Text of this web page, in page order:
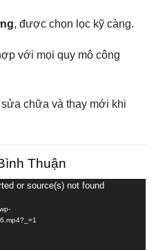
, được chọn lọc kỹ càng.
với mọi quy mô công
chữa và thay mới khi
Thuận
or source(s) not found